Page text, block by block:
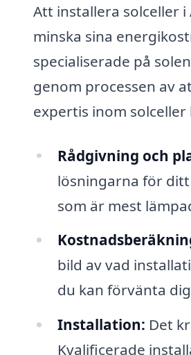
Att installera solceller
minska sina
specialiserade på
genom processen av
expertis inom
Rådgivning och
lösningarna för
som är mest
bild av vad
du kan förvänta
Installation: Det
Kvalificerade